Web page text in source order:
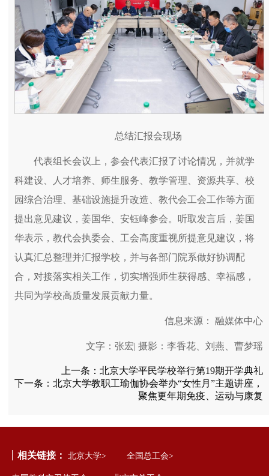
总结汇报会现场
代表组长会议上，参会代表汇报了讨论情况，并就学
科建设、人才培养、师生服务、教学管理、资源共享、校
园综合治理、基础设施提升改造、教代会工会工作等方面
提出意见建议，姜国华、安钰峰参会。听取发言后，姜国
华表示，教代会执委会、工会高度重视所提意见建议，将
认真汇总整理并汇报学校，并与各部门院系做好协调配
合，对接落实相关工作，切实增强师生获得感、幸福感，
共同为学校高质量发展贡献力量。
信息来源： 融媒体中心
文字：张宏| 摄影：李香花、刘燕、曹梦瑶
上一条： 北京大学平民学校举行第19期开学典礼
下一条： 北京大学教职工瑜伽协会举办“女性月”主题讲座，
聚焦更年期免疫、运动与康复
相关链接： 北京大学> 全国总工会>